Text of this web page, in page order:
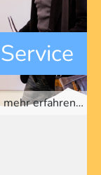
Service
mehr erfahren…